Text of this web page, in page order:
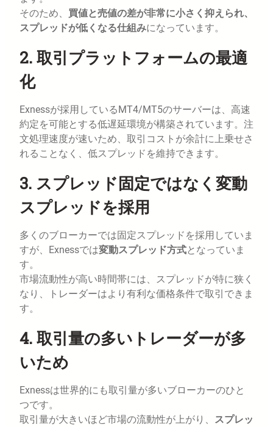
そのため、 買値と売値の差が非常に小さく抑えられ、
スプレッドが低くなる仕組みになっています。
2. 取引プラットフォームの最適
化
Exnessが採用しているMT4/MT5のサーバーは、高速
約定を可能とする低遅延環境が構築されています。注
文処理速度が速いため、取引コストが余計に上乗せさ
れることなく、低スプレッドを維持できます。
3. スプレッド固定ではなく変動
スプレッドを採用
多くのブローカーでは固定スプレッドを採用していま
すが、Exnessでは変動スプレッド方式となっていま
す。
市場流動性が高い時間帯には、スプレッドが特に狭く
なり、トレーダーはより有利な価格条件で取引できま
す。
4. 取引量の多いトレーダーが多
いため
Exnessは世界的にも取引量が多いブローカーのひと
つです。
取引量が大きいほど市場の流動性が上がり、 スプレッ